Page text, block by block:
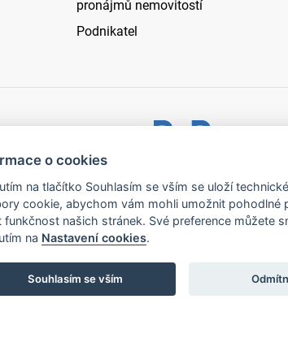
o cookies
na tlačítko Souhlasím se vším se uloží
cookie, abychom vám mohli umožnit pohodlné
funkčnost našich stránek. Své preference můžete
na Nastavení cookies.
Souhlasím se vším
pronájmů nemovitostí
Podnikatel